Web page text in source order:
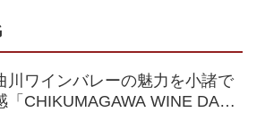
川ワインバレーの魅力を小諸で
「CHIKUMAGAWA WINE DAYS